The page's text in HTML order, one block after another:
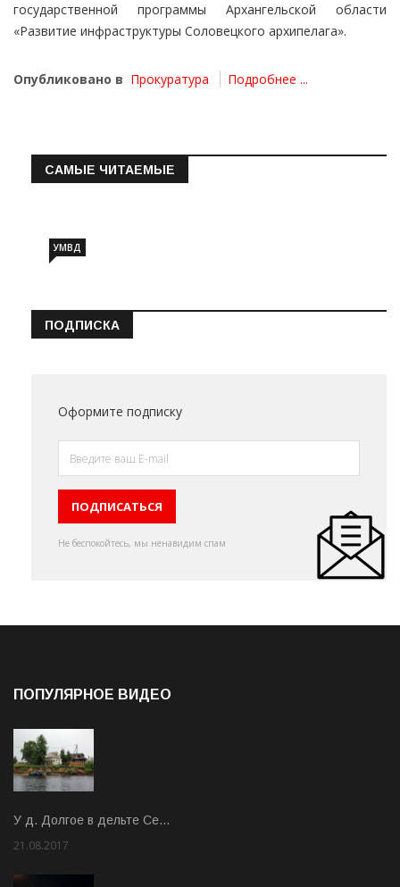
государственной программы Архангельской области
«Развитие инфраструктуры Соловецкого архипелага».
Опубликовано в Прокуратура Подробнее ...
САМЫЕ ЧИТАЕМЫЕ
УМВД
ПОДПИСКА
Оформите подписку
Не беспокойтесь, мы ненавидим спам
ПОПУЛЯРНОЕ ВИДЕО
У д. Долгое в дельте Се…
21.08.2017